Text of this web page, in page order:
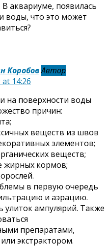
аквариуме, появилась
воды, что это может
КоробовАвтор
at 14:26
на поверхности воды
причин:
веществ из швов
элементов;
веществ;
жирных кормов;
в первую очередь
и аэрацию.
ампулярий. Также
препаратами,
экстрактором.